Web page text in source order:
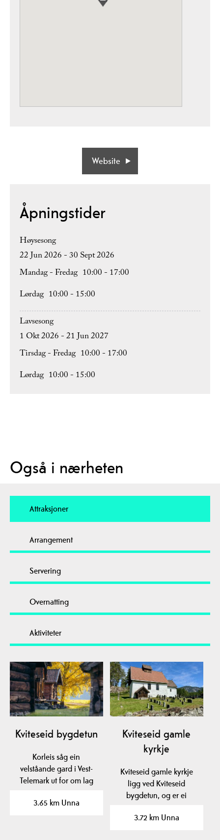
Website
Åpningstider
Høysesong
22 Jun 2026 - 30 Sept 2026
Mandag - Fredag 10:00 - 17:00
Lørdag 10:00 - 15:00
Lavsesong
1 Okt 2026 - 21 Jun 2027
Tirsdag - Fredag 10:00 - 17:00
Lørdag 10:00 - 15:00
Også i nærheten
Attraksjoner
Arrangement
Servering
Overnatting
Aktiviteter
Kviteseid bygdetun
Korleis såg ein
velståande gard i Vest-
Telemark ut for om lag
av…
3.65 km Unna
Kviteseid gamle
kyrkje
Kviteseid gamle kyrkje
ligg ved Kviteseid
bygdetun, og er ei
3.72 km Unna